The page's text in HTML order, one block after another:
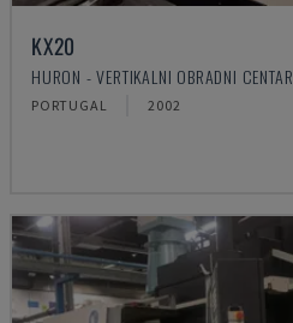
KX20
HURON - VERTIKALNI OBRADNI CENTAR
PORTUGAL 2002